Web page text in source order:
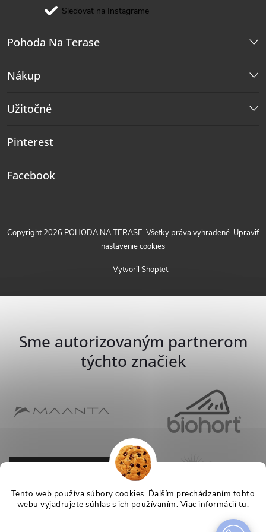
Tento web používa súbory cookies. Ďalším prechádzaním tohto
webu vyjadrujete súhlas s ich používaním. Viac informáciítu.
Sledovať na Instagrame
Pohoda Na Terase
Nákup
Užitočné
Pinterest
Facebook
Vytvoril Shoptet
Copyright 2026 POHODA NA TERASE. Všetky práva vyhradené. Upraviť
nastavenie cookies
Sme autorizovaným partnerom
týchto značiek